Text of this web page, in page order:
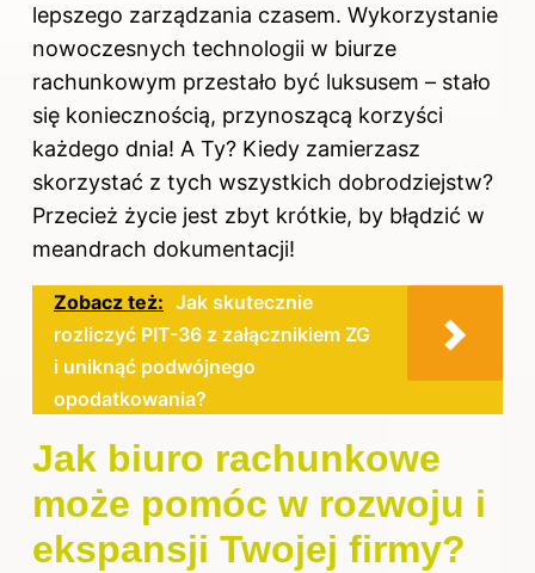
lepszego zarządzania czasem. Wykorzystanie
nowoczesnych technologii w biurze
rachunkowym przestało być luksusem – stało
się koniecznością, przynoszącą korzyści
każdego dnia! A Ty? Kiedy zamierzasz
skorzystać z tych wszystkich dobrodziejstw?
Przecież życie jest zbyt krótkie, by błądzić w
meandrach dokumentacji!
Zobacz też: Jak skutecznie
rozliczyć PIT-36 z załącznikiem ZG
i uniknąć podwójnego
opodatkowania?
Jak biuro rachunkowe
może pomóc w rozwoju i
ekspansji Twojej firmy?